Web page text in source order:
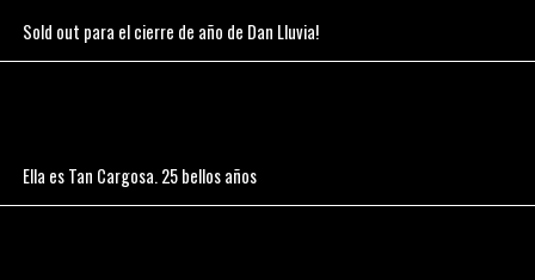
Sold out para el cierre de año de Dan Lluvia!
Ella es Tan Cargosa. 25 bellos años